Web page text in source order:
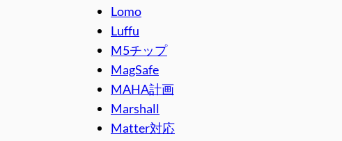
Lomo
Luffu
M5チップ
MagSafe
MAHA計画
Marshall
Matter対応